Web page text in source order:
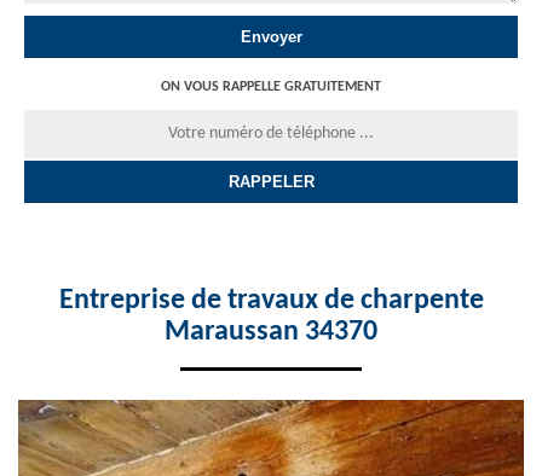
ON VOUS RAPPELLE GRATUITEMENT
Entreprise de travaux de charpente
Maraussan 34370